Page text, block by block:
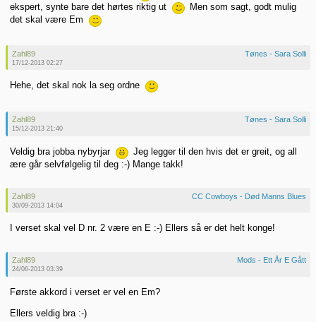
ekspert, synte bare det hørtes riktig ut
Men som sagt, godt mulig
det skal være Em
Zahl89
17/12-2013 02:27
Tønes - Sara Solli
Hehe, det skal nok la seg ordne
Zahl89
15/12-2013 21:40
Tønes - Sara Solli
Veldig bra jobba nybyrjar
Jeg legger til den hvis det er greit, og all
ære går selvfølgelig til deg :-) Mange takk!
Zahl89
30/09-2013 14:04
CC Cowboys - Død Manns Blues
I verset skal vel D nr. 2 være en E :-) Ellers så er det helt konge!
Zahl89
24/06-2013 03:39
Mods - Ett År E Gått
Første akkord i verset er vel en Em?
Ellers veldig bra :-)